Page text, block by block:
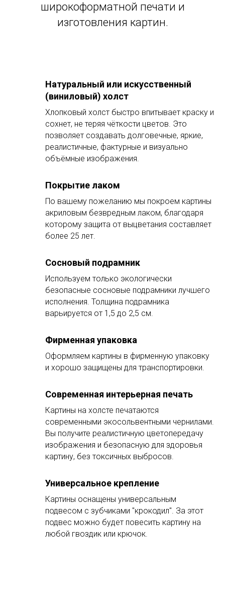
широкоформатной печати и
изготовления картин.
Натуральный или искусственный
(виниловый) холст
Хлопковый холст быстро впитывает краску и
сохнет, не теряя чёткости цветов. Это
позволяет создавать долговечные, яркие,
реалистичные, фактурные и визуально
объёмные изображения.
Покрытие лаком
По вашему пожеланию мы покроем картины
акриловым безвредным лаком, благодаря
которому защита от выцветания составляет
более 25 лет.
Сосновый подрамник
Используем только экологически
безопасные сосновые подрамники лучшего
исполнения. Толщина подрамника
варьируется от 1,5 до 2,5 см.
Фирменная упаковка
Оформляем картины в фирменную упаковку
и хорошо защищены для транспортировки.
Современная интерьерная печать
Картины на холсте печатаются
современными экосольвентными чернилами.
Вы получите реалистичную цветопередачу
изображения и безопасную для здоровья
картину, без токсичных выбросов.
Универсальное крепление
Картины оснащены универсальным
подвесом с зубчиками "крокодил". За этот
подвес можно будет повесить картину на
любой гвоздик или крючок.